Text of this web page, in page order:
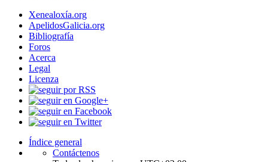
Xenealoxía.org
ApelidosGalicia.org
Bibliografía
Foros
Acerca
Legal
Licenza
Índice general
Contáctenos